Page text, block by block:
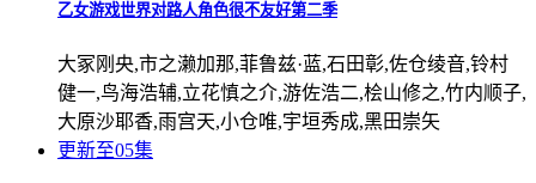
乙女游戏世界对路人角色很不友好第二季
大冢刚央,市之濑加那,菲鲁兹·蓝,石田彰,佐仓绫音,铃村
健一,鸟海浩辅,立花慎之介,游佐浩二,桧山修之,竹内顺子,
大原沙耶香,雨宫天,小仓唯,宇垣秀成,黑田崇矢
更新至05集